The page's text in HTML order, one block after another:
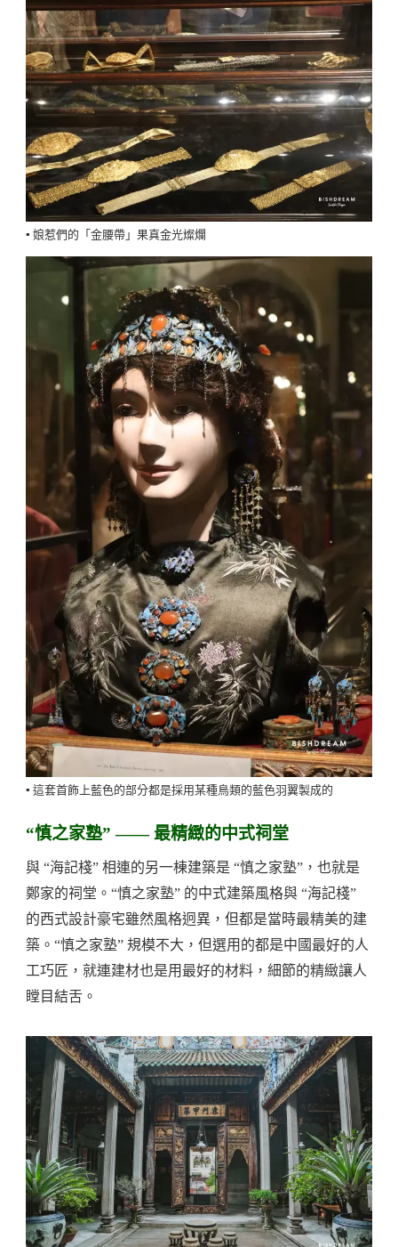
▪️ 娘惹們的「金腰帶」果真金光燦爛
▪️ 這套首飾上藍色的部分都是採用某種鳥類的藍色羽翼製成的
“慎之家塾” —— 最精緻的中式祠堂
與 “海記棧” 相連的另一棟建築是 “慎之家塾”，也就是
鄭家的祠堂。“慎之家塾” 的中式建築風格與 “海記棧”
的西式設計豪宅雖然風格迥異，但都是當時最精美的建
築。“慎之家塾” 規模不大，但選用的都是中國最好的人
工巧匠，就連建材也是用最好的材料，細節的精緻讓人
瞠目結舌。